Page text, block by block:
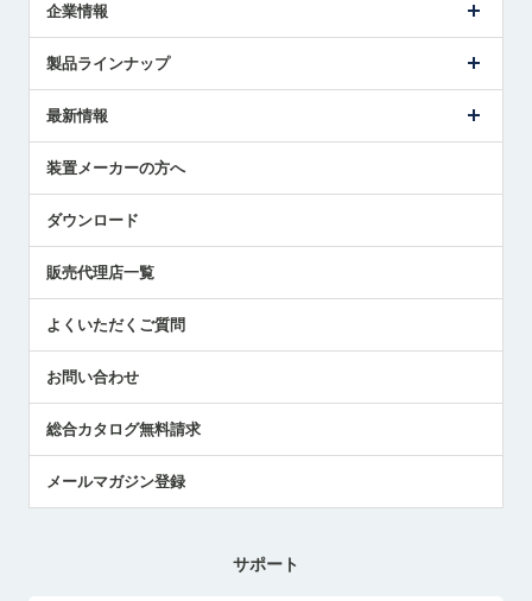
企業情報
ごあいさつ
受賞履歴
採用情報
国/地域/言語
製品ラインナップ
ツールセッタ製品
エアマイクロセンサ製品
最新情報
メトロールの技術
社員ブログ
中小企業のBCP地震対策
センサのテクニカルガイド
社長ブログ
装置メーカーの方へ
ダウンロード
販売代理店一覧
よくいただくご質問
お問い合わせ
総合カタログ無料請求
メールマガジン登録
サポート